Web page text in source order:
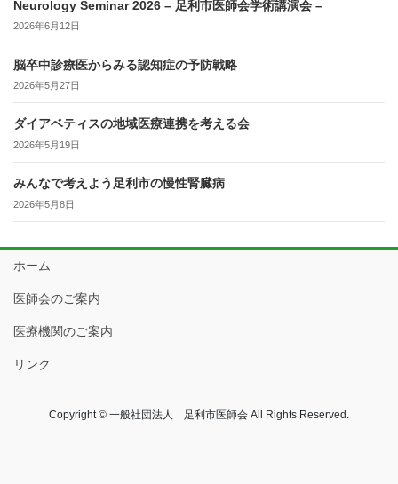
Neurology Seminar 2026 – 足利市医師会学術講演会 –
2026年6月12日
脳卒中診療医からみる認知症の予防戦略
2026年5月27日
ダイアベティスの地域医療連携を考える会
2026年5月19日
みんなで考えよう足利市の慢性腎臓病
2026年5月8日
ホーム
医師会のご案内
医療機関のご案内
リンク
Copyright © 一般社団法人 足利市医師会 All Rights Reserved.